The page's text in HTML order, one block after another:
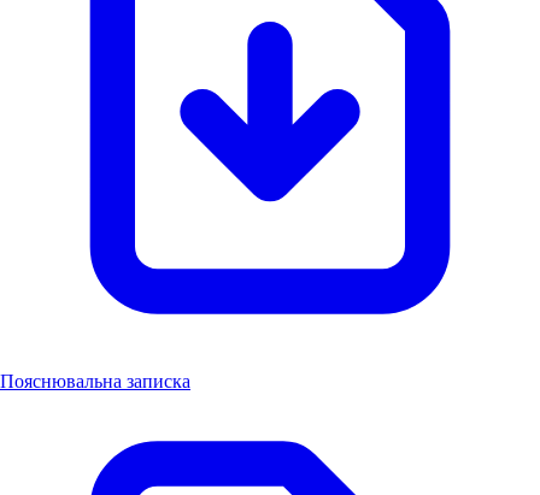
Пояснювальна записка